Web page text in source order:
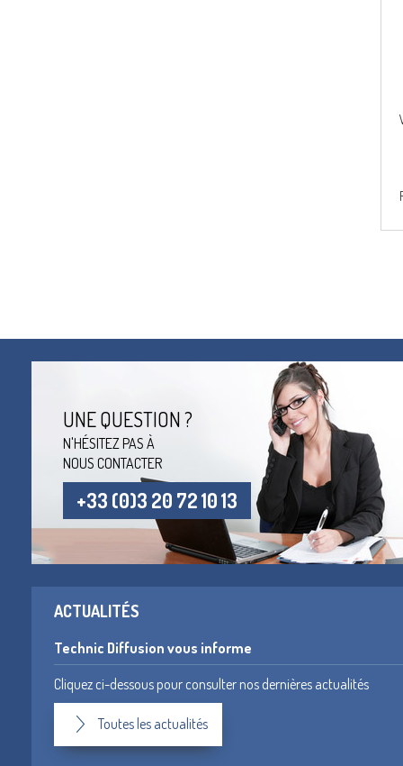
UNE QUESTION ?
N'HÉSITEZ PAS À
NOUS CONTACTER
+33 (0)3 20 72 10 13
ACTUALITÉS
Technic Diffusion vous informe
Cliquez ci-dessous pour consulter nos dernières actualités
Toutes les actualités